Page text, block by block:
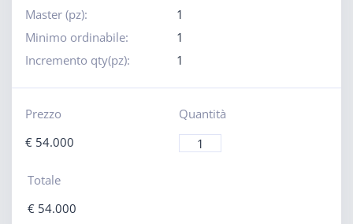
Master (pz):
1
Minimo ordinabile:
1
Incremento qty(pz):
1
Prezzo
€54.000
Quantità
Totale
€54.000